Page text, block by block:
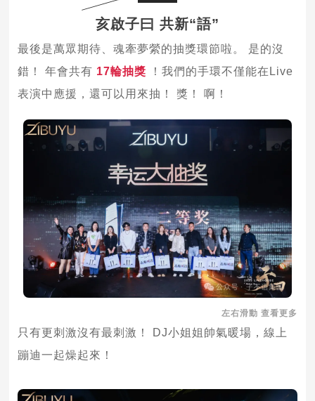
亥啟子曰 共新“語”
最後是萬眾期待、魂牽夢縈的抽獎環節啦。 是的沒
錯！ 年會共有 17輪抽獎 ！我們的手環不僅能在Live
表演中應援，還可以用來抽！ 獎！ 啊！
左右滑動 查看更多
只有更刺激沒有最刺激！ DJ小姐姐帥氣暖場，線上
蹦迪一起燥起來！